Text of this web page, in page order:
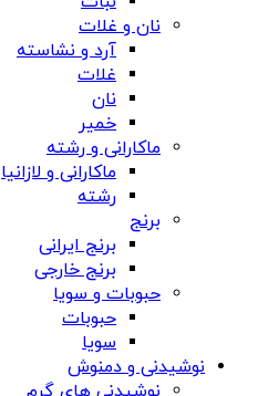
نان و غلات
آرد و نشاسته
غلات
نان
خمیر
ماکارانی و رشته
ماکارانی و لازانیا
رشته
برنج
برنج ایرانی
برنج خارجی
حبوبات و سویا
حبوبات
سویا
نوشیدنی و دمنوش